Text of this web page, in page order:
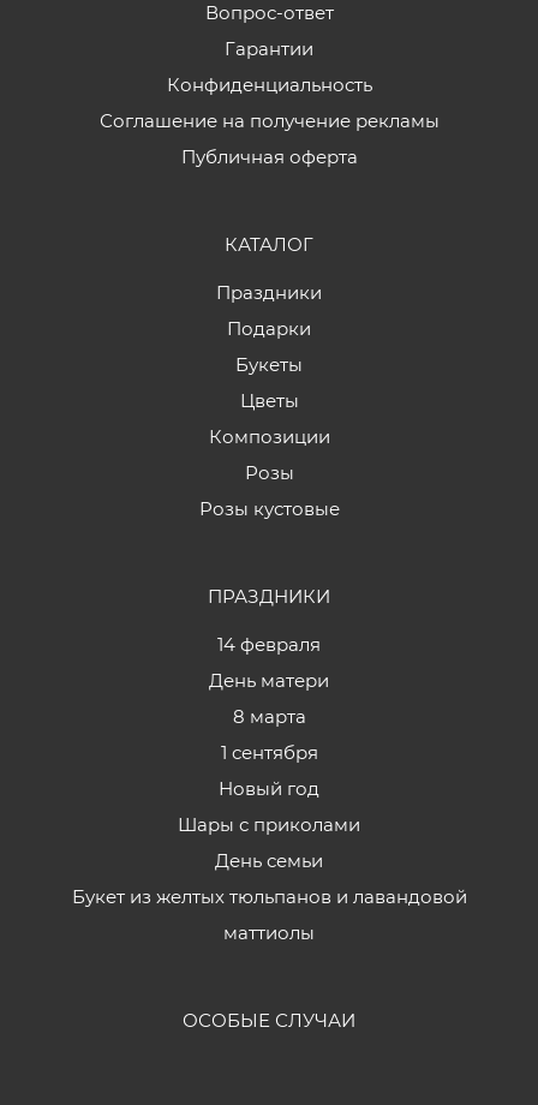
Вопрос-ответ
Гарантии
Конфиденциальность
Соглашение на получение рекламы
Публичная оферта
КАТАЛОГ
Праздники
Подарки
Букеты
Цветы
Композиции
Розы
Розы кустовые
ПРАЗДНИКИ
14 февраля
День матери
8 марта
1 сентября
Новый год
Шары с приколами
День семьи
Букет из желтых тюльпанов и лавандовой
маттиолы
ОСОБЫЕ СЛУЧАИ